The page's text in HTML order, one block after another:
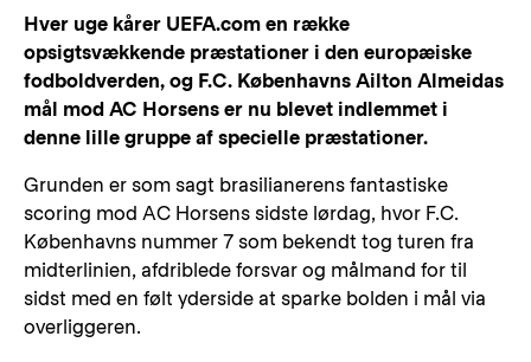
Hver uge kårer UEFA.com en række
opsigtsvækkende præstationer i den europæiske
fodboldverden, og F.C. Københavns Ailton Almeidas
mål mod AC Horsens er nu blevet indlemmet i
denne lille gruppe af specielle præstationer.
Grunden er som sagt brasilianerens fantastiske
scoring mod AC Horsens sidste lørdag, hvor F.C.
Københavns nummer 7 som bekendt tog turen fra
midterlinien, afdriblede forsvar og målmand for til
sidst med en følt yderside at sparke bolden i mål via
overliggeren.